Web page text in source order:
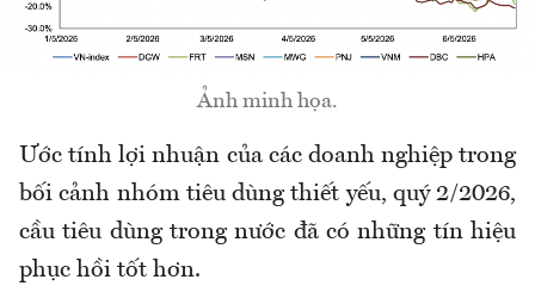
Ảnh minh họa.
Ước tính lợi nhuận của các doanh nghiệp trong
bối cảnh nhóm tiêu dùng thiết yếu, quý 2/2026,
cầu tiêu dùng trong nước đã có những tín hiệu
phục hồi tốt hơn.